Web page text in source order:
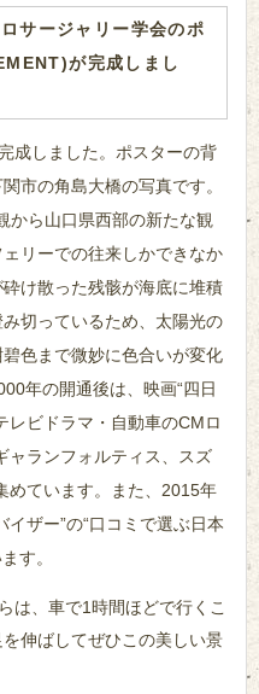
が完成しまし
成しました。ポスターの背
市の角島大橋の写真です。
から山口県西部の新たな観
リーでの往来しかできなか
け散った残骸が海底に堆積
切っているため、太陽光の
色まで微妙に色合いが変化
年の開通後は、映画“四日
レビドラマ・自動車のCMロ
ャランフォルティス、スズ
めています。また、2015年
ザー”の“口コミで選ぶ日本
す。
は、車で1時間ほどで行くこ
伸ばしてぜひこの美しい景